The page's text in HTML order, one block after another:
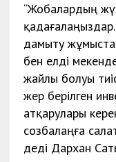
“Жобалардың
қадағалаңыздар.
дамыту
бен елді
жайлы болуы
жер берілген
атқарулары
созбалаңға
деді Дархан